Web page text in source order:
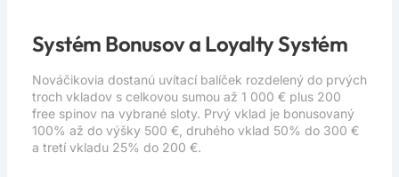
Systém Bonusov a Loyalty Systém
Nováčikovia dostanú uvítací balíček rozdelený do prvých
troch vkladov s celkovou sumou až 1 000 € plus 200
free spinov na vybrané sloty. Prvý vklad je bonusovaný
100% až do výšky 500 €, druhého vklad 50% do 300 €
a tretí vkladu 25% do 200 €.